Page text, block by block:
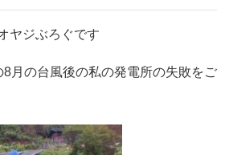
ヤジぶろぐです
8月の台風後の私の発電所の失敗をご